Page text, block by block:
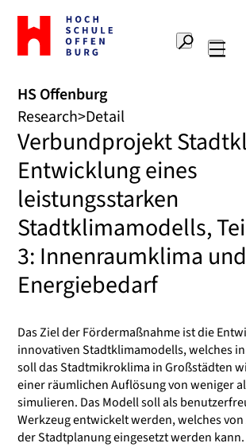
To
the
home
Offenburg
University
of
Applied
Sciences
Search
HS Offenburg
Research Detail
Verbundprojekt
Entwicklung eines
leistungsstarken
Stadtklimamodells,
3: Innenraumklima und
Energiebedarf
Das Ziel der Fördermaßnahme ist die
innovativen Stadtklimamodells, welches
soll das Stadtmikroklima in Großstädten
einer räumlichen Auflösung von weniger
simulieren. Das Modell soll als
Werkzeug entwickelt werden, welches
der Stadtplanung eingesetzt werden kann.